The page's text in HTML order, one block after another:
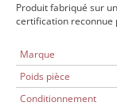
Produit fabriqué sur
certification reconnue
Marque
Poids pièce
Conditionnement